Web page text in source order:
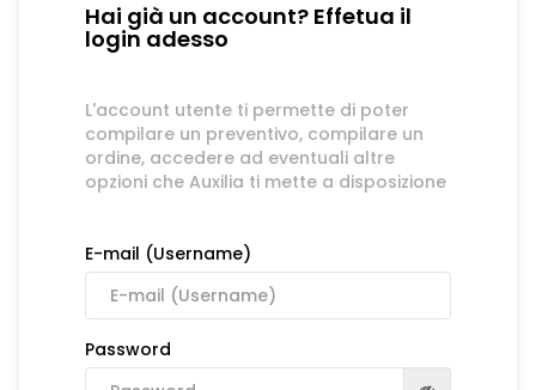
Hai già un account? Effetua il
login adesso
L'account utente ti permette di poter
compilare un preventivo, compilare un
ordine, accedere ad eventuali altre
opzioni che Auxilia ti mette a disposizione
E-mail (Username)
Password